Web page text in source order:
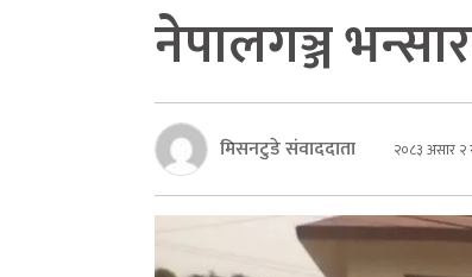
नेपालगञ्ज
मिसनटुडे संवाददाता २०८३ असार २